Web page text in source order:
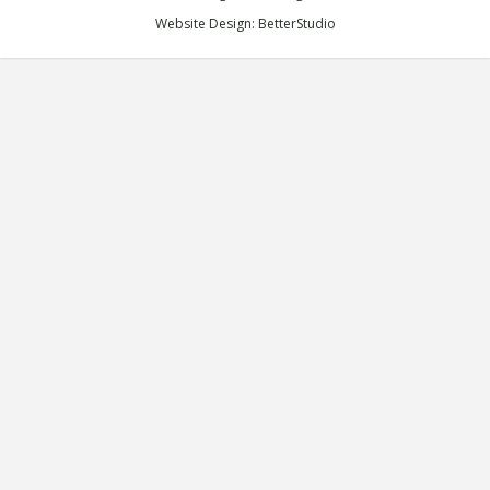
Website Design: BetterStudio